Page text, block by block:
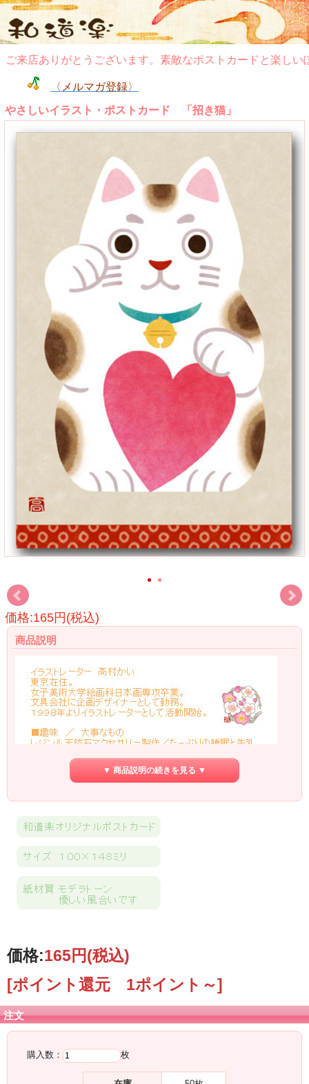
店ありがとうございます。素敵なポストカードと楽しいぽ
〈メルマガ登録〉
やさしいイラスト・ポストカード 「招き猫」
価格:165円(税込)
商品説明
▼ 商品説明の続きを見る ▼
価格:165円(税込)
[ポイント還元 1ポイント～]
注文
購入数： 枚